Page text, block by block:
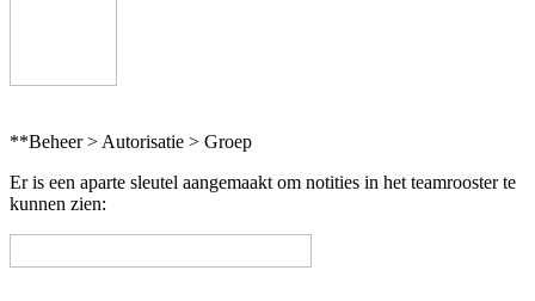
**Beheer > Autorisatie > Groep
Er is een aparte sleutel aangemaakt om notities in het teamrooster te
kunnen zien: